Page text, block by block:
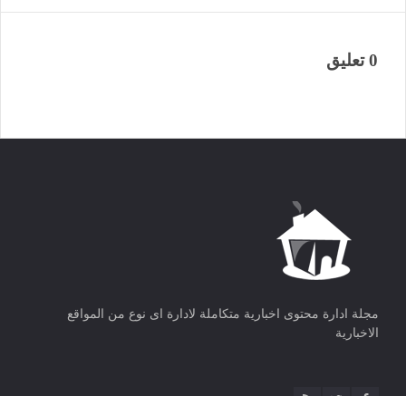
0 تعليق
مجلة ادارة محتوى اخبارية متكاملة لادارة اى نوع من المواقع
الاخبارية